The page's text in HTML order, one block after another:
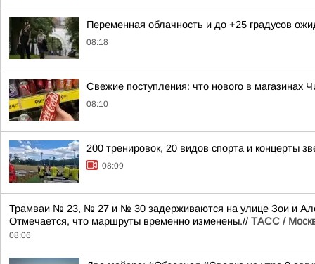
Переменная облачность и до +25 градусов
08:18
Свежие поступления: что нового в магазинах
08:10
200 тренировок, 20 видов спорта и концерты
08:09
Трамваи № 23, № 27 и № 30 задерживаются на улице Зои и
Отмечается, что маршруты временно изменены.// ТАСС /
08:06